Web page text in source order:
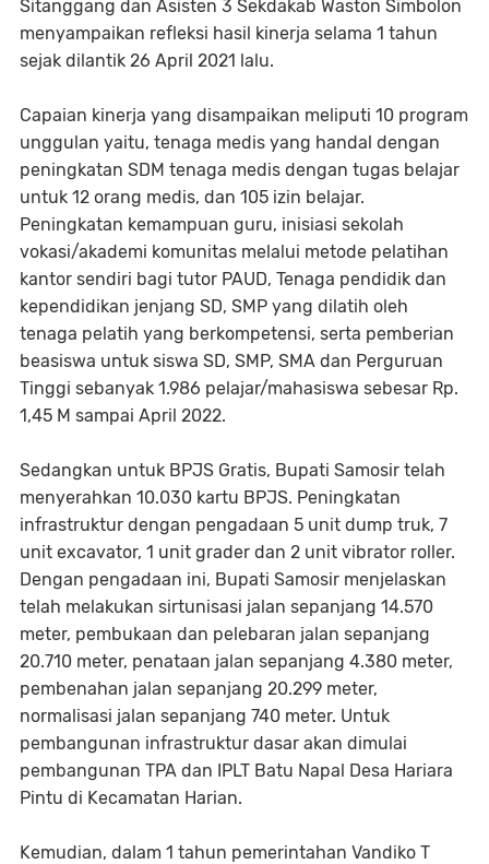
Sitanggang dan Asisten 3 Sekdakab Waston Simbolon
menyampaikan refleksi hasil kinerja selama 1 tahun
sejak dilantik 26 April 2021 lalu.
Capaian kinerja yang disampaikan meliputi 10 program
unggulan yaitu, tenaga medis yang handal dengan
peningkatan SDM tenaga medis dengan tugas belajar
untuk 12 orang medis, dan 105 izin belajar.
Peningkatan kemampuan guru, inisiasi sekolah
vokasi/akademi komunitas melalui metode pelatihan
kantor sendiri bagi tutor PAUD, Tenaga pendidik dan
kependidikan jenjang SD, SMP yang dilatih oleh
tenaga pelatih yang berkompetensi, serta pemberian
beasiswa untuk siswa SD, SMP, SMA dan Perguruan
Tinggi sebanyak 1.986 pelajar/mahasiswa sebesar Rp.
1,45 M sampai April 2022.
Sedangkan untuk BPJS Gratis, Bupati Samosir telah
menyerahkan 10.030 kartu BPJS. Peningkatan
infrastruktur dengan pengadaan 5 unit dump truk, 7
unit excavator, 1 unit grader dan 2 unit vibrator roller.
Dengan pengadaan ini, Bupati Samosir menjelaskan
telah melakukan sirtunisasi jalan sepanjang 14.570
meter, pembukaan dan pelebaran jalan sepanjang
20.710 meter, penataan jalan sepanjang 4.380 meter,
pembenahan jalan sepanjang 20.299 meter,
normalisasi jalan sepanjang 740 meter. Untuk
pembangunan infrastruktur dasar akan dimulai
pembangunan TPA dan IPLT Batu Napal Desa Hariara
Pintu di Kecamatan Harian.
Kemudian, dalam 1 tahun pemerintahan Vandiko T